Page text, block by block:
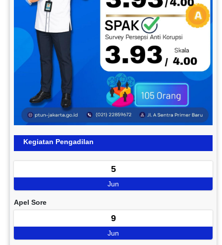
Previous Next
Kegiatan Pengadilan
5
Jun
Apel Sore
9
Jun